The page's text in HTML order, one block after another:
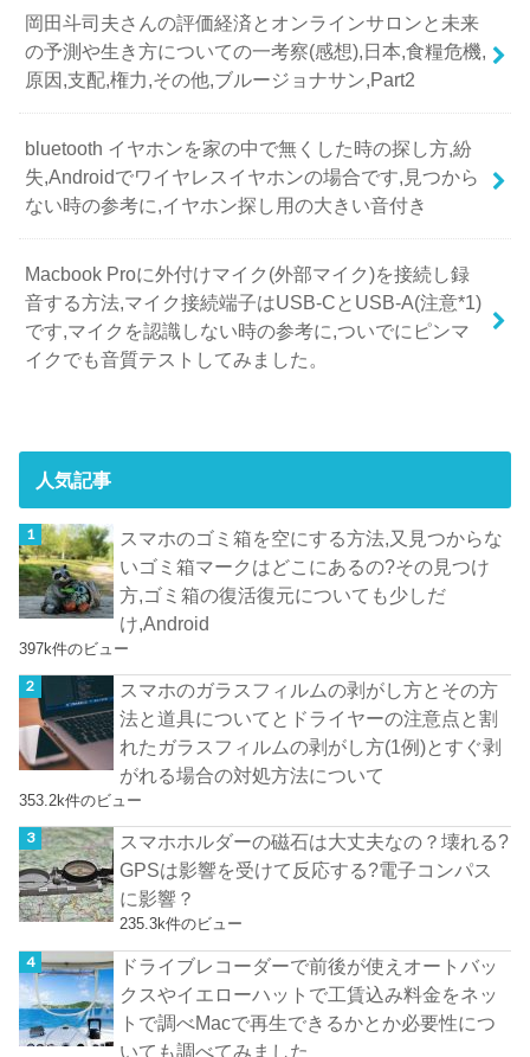
岡田斗司夫さんの評価経済とオンラインサロンと未来
の予測や生き方についての一考察(感想),日本,食糧危機,
原因,支配,権力,その他,ブルージョナサン,Part2
bluetooth イヤホンを家の中で無くした時の探し方,紛
失,Androidでワイヤレスイヤホンの場合です,見つから
ない時の参考に,イヤホン探し用の大きい音付き
Macbook Proに外付けマイク(外部マイク)を接続し録
音する方法,マイク接続端子はUSB-CとUSB-A(注意*1)
です,マイクを認識しない時の参考に,ついでにピンマ
イクでも音質テストしてみました。
人気記事
スマホのゴミ箱を空にする方法,又見つからな
いゴミ箱マークはどこにあるの?その見つけ
方,ゴミ箱の復活復元についても少しだ
け,Android
397k件のビュー
スマホのガラスフィルムの剥がし方とその方
法と道具についてとドライヤーの注意点と割
れたガラスフィルムの剥がし方(1例)とすぐ剥
がれる場合の対処方法について
353.2k件のビュー
スマホホルダーの磁石は大丈夫なの？壊れる?
GPSは影響を受けて反応する?電子コンパス
に影響？
235.3k件のビュー
ドライブレコーダーで前後が使えオートバッ
クスやイエローハットで工賃込み料金をネッ
トで調べMacで再生できるかとか必要性につ
いても調べてみました